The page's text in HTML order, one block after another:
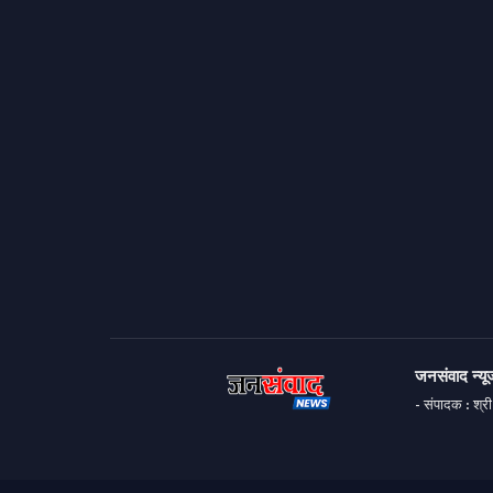
जनसंवाद न्यूज
- संपादक :